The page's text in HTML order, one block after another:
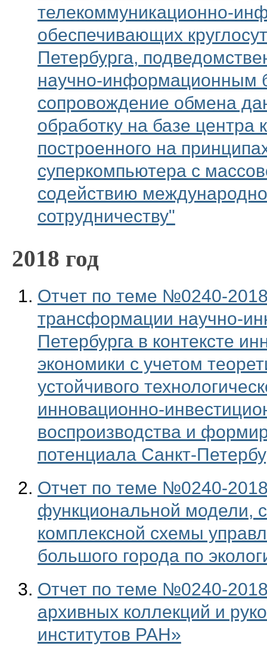
телекоммуникационно-
обеспечивающих
Петербурга,
научно-информационным
сопровождение обмена
обработку на базе центра
построенного на
суперкомпьютера с
содействию
сотрудничеству"
2018 год
Отчет по теме №0240-
трансформации научно-
Петербурга в контексте
экономики с учетом
устойчивого
инновационно-
воспроизводства и
потенциала Санкт-
Отчет по теме №0240-
функциональной модели,
комплексной схемы
большого города по
Отчет по теме №0240-
архивных коллекций и
институтов РАН»